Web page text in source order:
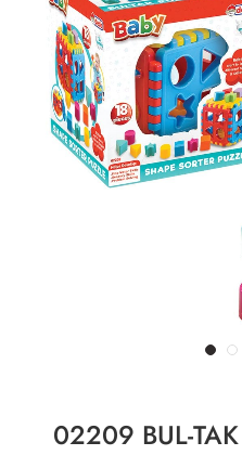
02209 BUL-